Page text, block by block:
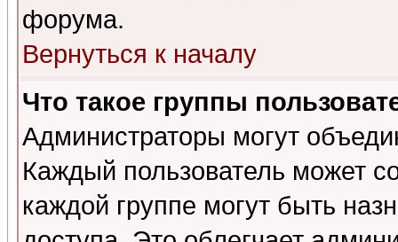
форума.
Вернуться к началу
Что такое группы
Администраторы могут
Каждый пользователь может
каждой группе могут быть